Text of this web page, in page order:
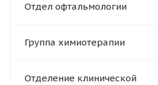
Отдел офтальмологии
Группа химиотерапии
Отделение клинической